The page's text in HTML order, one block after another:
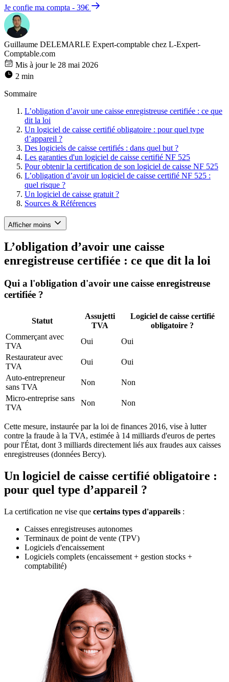
Je confie ma compta - 39€
Guillaume DELEMARLE Expert-comptable chez L-Expert-
Comptable.com
Mis à jour le 28 mai 2026
2 min
Sommaire
L’obligation d’avoir une caisse enregistreuse certifiée : ce que
dit la loi
Un logiciel de caisse certifié obligatoire : pour quel type
d’appareil ?
Des logiciels de caisse certifiés : dans quel but ?
Les garanties d'un logiciel de caisse certifié NF 525
Pour obtenir la certification de son logiciel de caisse NF 525
L’obligation d’avoir un logiciel de caisse certifié NF 525 :
quel risque ?
Un logiciel de caisse gratuit ?
Sources & Références
Afficher moins
L’obligation d’avoir une caisse
enregistreuse certifiée : ce que dit la loi
Qui a l'obligation d'avoir une caisse enregistreuse
certifiée ?
Statut
Assujetti
TVA
Logiciel de caisse certifié
obligatoire ?
Commerçant avec
TVA
Oui
Oui
Restaurateur avec
TVA
Oui
Oui
Auto-entrepreneur
sans TVA
Non
Non
Micro-entreprise sans
TVA
Non Non
Cette mesure, instaurée par la loi de finances 2016, vise à lutter
contre la fraude à la TVA, estimée à 14 milliards d'euros de pertes
pour l'État, dont 3 milliards directement liés aux fraudes aux caisses
enregistreuses (données Bercy).
Un logiciel de caisse certifié obligatoire :
pour quel type d’appareil ?
La certification ne vise que certains types d'appareils :
Caisses enregistreuses autonomes
Terminaux de point de vente (TPV)
Logiciels d'encaissement
Logiciels complets (encaissement + gestion stocks +
comptabilité)